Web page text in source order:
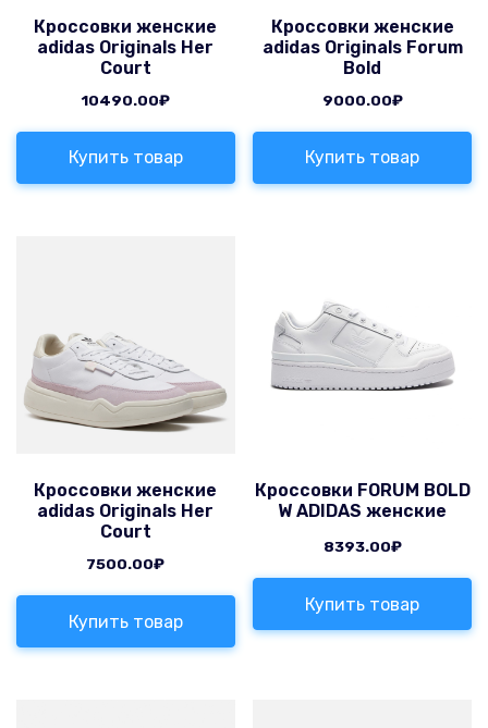
Кроссовки женские
adidas Originals Her
Court
10490.00₽
Купить товар
Кроссовки женские
adidas Originals Forum
Bold
9000.00₽
Купить товар
Кроссовки женские
adidas Originals Her
Court
7500.00₽
Купить товар
Кроссовки FORUM BOLD
W ADIDAS женские
8393.00₽
Купить товар